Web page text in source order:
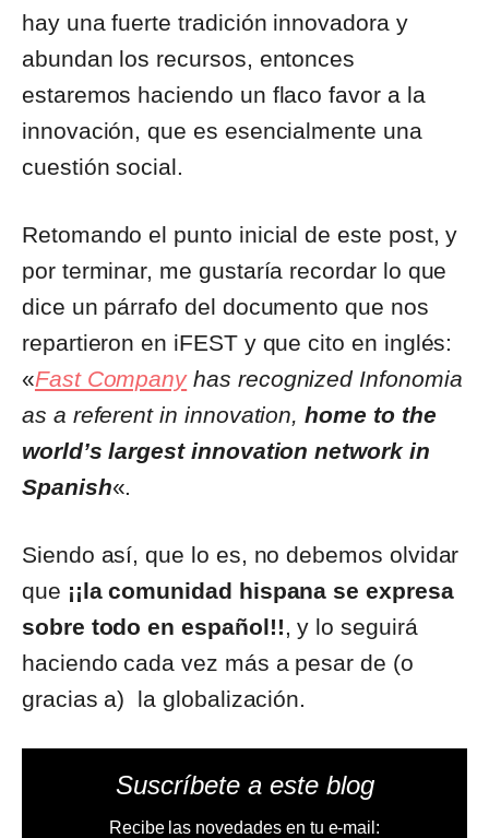
hay una fuerte tradición innovadora y
abundan los recursos, entonces
estaremos haciendo un flaco favor a la
innovación, que es esencialmente una
cuestión social.
Retomando el punto inicial de este post, y
por terminar, me gustaría recordar lo que
dice un párrafo del documento que nos
repartieron en iFEST y que cito en inglés:
«Fast Companyhas recognized Infonomia
as a referent in innovation,home to the
world’s largest innovation network in
Spanish«.
Siendo así, que lo es, no debemos olvidar
que ¡¡la comunidad hispana se expresa
sobre todo en español!!, y lo seguirá
haciendo cada vez más a pesar de (o
gracias a) la globalización.
Suscríbete a este blog
Recibe las novedades en tu e-mail: